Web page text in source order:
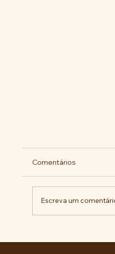
Comentários
Escreva um